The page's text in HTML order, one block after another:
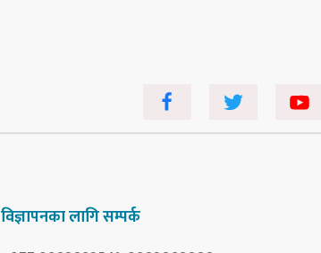
विज्ञापनका लागि सम्पर्क